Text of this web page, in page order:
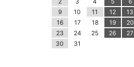
9
10 11 12 13
16
17 18 19 20
23
24 25 26 27
30
31